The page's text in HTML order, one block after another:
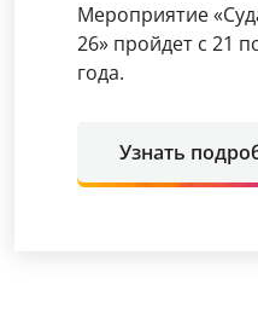
Мероприятие
26» пройдет с 21
года.
Узнать